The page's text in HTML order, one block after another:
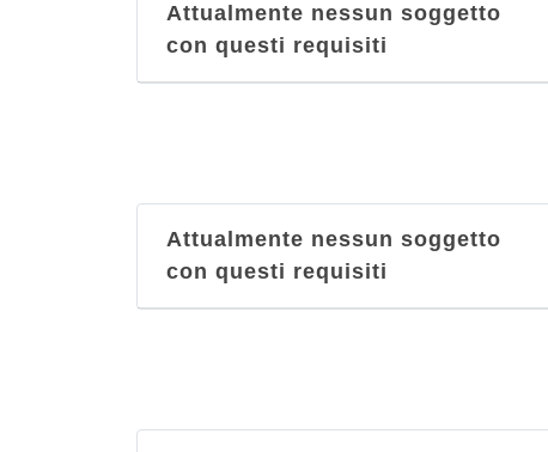
Attualmente nessun soggetto
con questi requisiti
Attualmente nessun soggetto
con questi requisiti